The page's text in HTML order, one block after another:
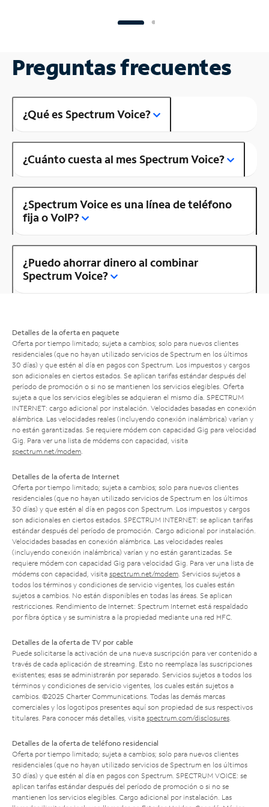
Preguntas frecuentes
¿Qué es Spectrum Voice?
¿Cuánto cuesta al mes Spectrum Voice?
¿Spectrum Voice es una línea de teléfono
fija o VoIP?
¿Puedo ahorrar dinero al combinar
Spectrum Voice?
Detalles de la oferta en paquete
Oferta por tiempo limitado; sujeta a cambios; solo para nuevos clientes
residenciales (que no hayan utilizado servicios de Spectrum en los últimos
30 días) y que estén al día en pagos con Spectrum. Los impuestos y cargos
son adicionales en ciertos estados. Se aplican tarifas estándar después del
período de promoción o si no se mantienen los servicios elegibles. Oferta
sujeta a que los servicios elegibles se adquieran el mismo día. SPECTRUM
INTERNET: cargo adicional por instalación. Velocidades basadas en conexión
alámbrica. Las velocidades reales (incluyendo conexión inalámbrica) varían y
no están garantizadas. Se requiere módem con capacidad Gig para velocidad
Gig. Para ver una lista de módems con capacidad, visita
spectrum.net/modem
Detalles de la oferta de Internet
Oferta por tiempo limitado; sujeta a cambios; solo para nuevos clientes
residenciales (que no hayan utilizado servicios de Spectrum en los últimos
30 días) y que estén al día en pagos con Spectrum. Los impuestos y cargos
son adicionales en ciertos estados. SPECTRUM INTERNET: se aplican tarifas
estándar después del período de promoción. Cargo adicional por instalación.
Velocidades basadas en conexión alámbrica. Las velocidades reales
(incluyendo conexión inalámbrica) varían y no están garantizadas. Se
requiere módem con capacidad Gig para velocidad Gig. Para ver una lista de
módems con capacidad, visita spectrum.net/modem . Servicios sujetos a
todos los términos y condiciones de servicio vigentes, los cuales están
sujetos a cambios. No están disponibles en todas las áreas. Se aplican
restricciones. Rendimiento de Internet: Spectrum Internet está respaldado
por fibra óptica y se suministra a la propiedad mediante una red HFC.
Detalles de la oferta de TV por cable
Puede solicitarse la activación de una nueva suscripción para ver contenido a
través de cada aplicación de streaming. Esto no reemplaza las suscripciones
existentes; esas se administrarán por separado. Servicios sujetos a todos los
términos y condiciones de servicio vigentes, los cuales están sujetos a
cambios. ©2025 Charter Communications. Todas las demás marcas
comerciales y los logotipos presentes aquí son propiedad de sus respectivos
titulares. Para conocer más detalles, visita spectrum.com/disclosures
Detalles de la oferta de teléfono residencial
Oferta por tiempo limitado; sujeta a cambios; solo para nuevos clientes
residenciales (que no hayan utilizado servicios de Spectrum en los últimos
30 días) y que estén al día en pagos con Spectrum. SPECTRUM VOICE: se
aplican tarifas estándar después del período de promoción o si no se
mantienen los servicios elegibles. Cargo adicional por instalación. Las